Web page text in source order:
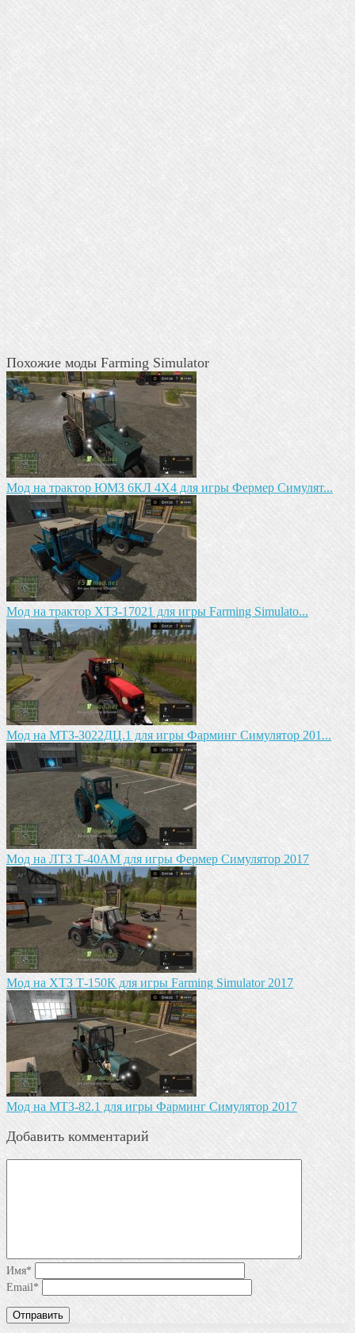
Похожие моды Farming Simulator
Мод на трактор ЮМЗ 6КЛ 4X4 для игры Фермер Симулят...
Mод на трактор ХТЗ-17021 для игры Farming Simulato...
Mод на MTЗ-З022ДЦ.1 для игры Фарминг Симулятор 201...
Мод на ЛТЗ Т-40АМ для игры Фермер Симулятор 2017
Мод на ХТЗ Т-150К для игры Farming Simulator 2017
Мод на МТЗ-82.1 для игры Фарминг Симулятор 2017
Добавить комментарий
Имя*
Email*